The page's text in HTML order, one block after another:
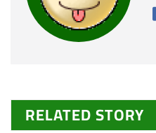
RELATED STORY